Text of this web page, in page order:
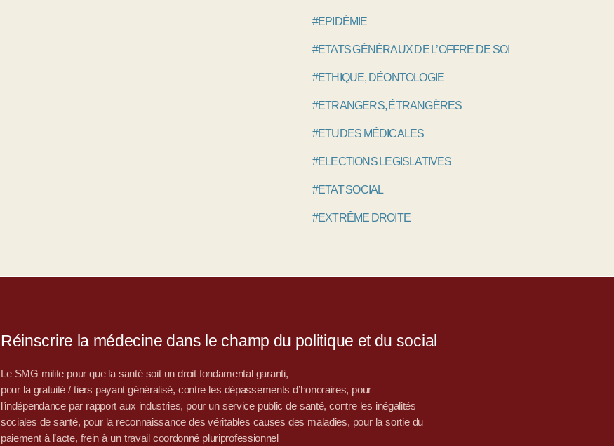
#EPIDÉMIE
#ETATS GÉNÉRAUX DE L’OFFRE DE SOINS EGOS
#ETHIQUE, DÉONTOLOGIE
#ETRANGERS, ÉTRANGÈRES
#ETUDES MÉDICALES
#ELECTIONS LEGISLATIVES
#ETAT SOCIAL
#EXTRÊME DROITE
Réinscrire la médecine dans le champ du politique et du social
Le SMG milite pour que la santé soit un droit fondamental garanti,
pour la gratuité / tiers payant généralisé, contre les dépassements d’honoraires, pour
l’indépendance par rapport aux industries, pour un service public de santé, contre les inégalités
sociales de santé, pour la reconnaissance des véritables causes des maladies, pour la sortie du
paiement à l’acte, frein à un travail coordonné pluriprofessionnel